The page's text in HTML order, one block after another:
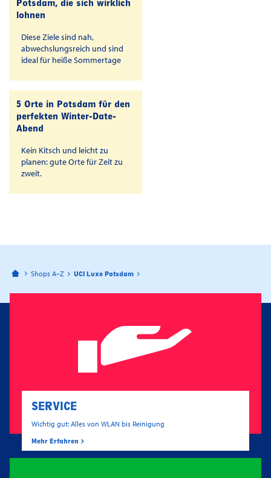
Potsdam, die sich wirklich
lohnen
Diese Ziele sind nah,
abwechslungsreich und sind
ideal für heiße Sommertage
5 Orte in Potsdam für den
perfekten Winter-Date-
Abend
Kein Kitsch und leicht zu
planen: gute Orte für Zeit zu
zweit.
Bahnhofspassagen Potsdam
Shops A–Z UCI Luxe Potsdam
SERVICE
Wichtig gut: Alles von WLAN bis Reinigung
Mehr Erfahren